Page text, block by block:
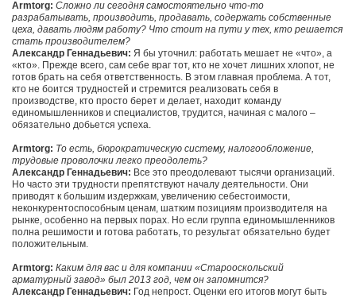
Armtorg: Сложно ли сегодня самостоятельно что-то
разрабатывать, производить, продавать, содержать собственные
цеха, давать людям работу? Что стоит на пути у тех, кто решается
стать производителем?
Александр Геннадьевич: Я бы уточнил: работать мешает не «что», а
«кто». Прежде всего, сам себе враг тот, кто не хочет лишних хлопот, не
готов брать на себя ответственность. В этом главная проблема. А тот,
кто не боится трудностей и стремится реализовать себя в
производстве, кто просто берет и делает, находит команду
единомышленников и специалистов, трудится, начиная с малого –
обязательно добьется успеха.
Armtorg: То есть, бюрократическую систему, налогообложение,
трудовые проволочки легко преодолеть?
Александр Геннадьевич: Все это преодолевают тысячи организаций.
Но часто эти трудности препятствуют началу деятельности. Они
приводят к большим издержкам, увеличению себестоимости,
неконкурентоспособным ценам, шатким позициям производителя на
рынке, особенно на первых порах. Но если группа единомышленников
полна решимости и готова работать, то результат обязательно будет
положительным.
Armtorg: Каким для вас и для компании «Старооскольский
арматурный завод» был 2013 год, чем он запомнится?
Александр Геннадьевич: Год непрост. Оценки его итогов могут быть